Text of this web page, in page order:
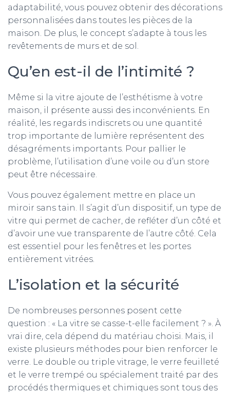
adaptabilité, vous pouvez obtenir des décorations
personnalisées dans toutes les pièces de la
maison. De plus, le concept s’adapte à tous les
revêtements de murs et de sol.
Qu’en est-il de l’intimité ?
Même si la vitre ajoute de l’esthétisme à votre
maison, il présente aussi des inconvénients. En
réalité, les regards indiscrets ou une quantité
trop importante de lumière représentent des
désagréments importants. Pour pallier le
problème, l’utilisation d’une voile ou d’un store
peut être nécessaire.
Vous pouvez également mettre en place un
miroir sans tain. Il s’agit d’un dispositif, un type de
vitre qui permet de cacher, de refléter d’un côté et
d’avoir une vue transparente de l’autre côté. Cela
est essentiel pour les fenêtres et les portes
entièrement vitrées.
L’isolation et la sécurité
De nombreuses personnes posent cette
question : « La vitre se casse-t-elle facilement ? ». À
vrai dire, cela dépend du matériau choisi. Mais, il
existe plusieurs méthodes pour bien renforcer le
verre. Le double ou triple vitrage, le verre feuilleté
et le verre trempé ou spécialement traité par des
procédés thermiques et chimiques sont tous des